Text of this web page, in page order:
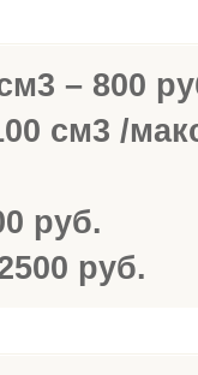
– 800
см3 /
руб.
руб.